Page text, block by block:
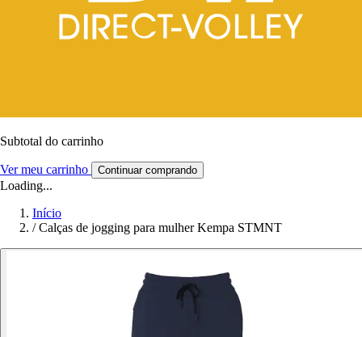
Subtotal do carrinho
Ver meu carrinho Continuar comprando
Loading...
Início
/ Calças de jogging para mulher Kempa STMNT